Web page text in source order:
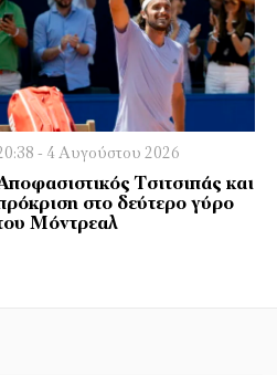
- 4 Αυγούστου 2026
Τσιτσιπάς και
στο δεύτερο γύρο
Μόντρεαλ